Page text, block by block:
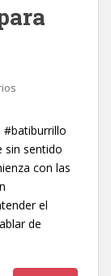
#batiburrillo
sin sentido
con las
el
de